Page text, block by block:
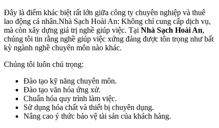
Đây là điểm khác biệt rất lớn giữa công ty chuyên nghiệp và thuê
lao động cá nhân.Nhà Sạch Hoài An: Không chỉ cung cấp dịch vụ,
mà còn xây dựng giá trị nghề giúp việc. Tại Nhà Sạch Hoài An,
chúng tôi tin rằng nghề giúp việc xứng đáng được tôn trọng như bất
kỳ ngành nghề chuyên môn nào khác.
Chúng tôi luôn chú trọng:
Đào tạo kỹ năng chuyên môn.
Đào tạo văn hóa ứng xử.
Chuẩn hóa quy trình làm việc.
Sử dụng hóa chất và thiết bị chuyên dụng.
Nâng cao ý thức bảo vệ tài sản của khách hàng.